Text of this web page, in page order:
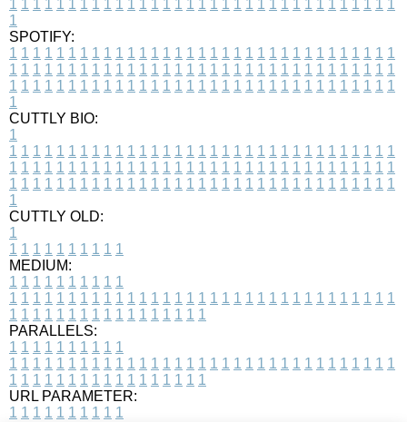
1 1 1 1 1 1 1 1 1 1 1 1 1 1 1 1 1 1 1 1 1 1 1 1 1 1 1 1 1 1 1 1 1
1
SPOTIFY:
1 1 1 1 1 1 1 1 1 1 1 1 1 1 1 1 1 1 1 1 1 1 1 1 1 1 1 1 1 1 1 1 1
1 1 1 1 1 1 1 1 1 1 1 1 1 1 1 1 1 1 1 1 1 1 1 1 1 1 1 1 1 1 1 1 1
1 1 1 1 1 1 1 1 1 1 1 1 1 1 1 1 1 1 1 1 1 1 1 1 1 1 1 1 1 1 1 1 1
1
CUTTLY BIO:
1
1 1 1 1 1 1 1 1 1 1 1 1 1 1 1 1 1 1 1 1 1 1 1 1 1 1 1 1 1 1 1 1 1
1 1 1 1 1 1 1 1 1 1 1 1 1 1 1 1 1 1 1 1 1 1 1 1 1 1 1 1 1 1 1 1 1
1 1 1 1 1 1 1 1 1 1 1 1 1 1 1 1 1 1 1 1 1 1 1 1 1 1 1 1 1 1 1 1 1
1
CUTTLY OLD:
1
1 1 1 1 1 1 1 1 1 1
MEDIUM:
1 1 1 1 1 1 1 1 1 1
1 1 1 1 1 1 1 1 1 1 1 1 1 1 1 1 1 1 1 1 1 1 1 1 1 1 1 1 1 1 1 1 1
1 1 1 1 1 1 1 1 1 1 1 1 1 1 1 1 1
PARALLELS:
1 1 1 1 1 1 1 1 1 1
1 1 1 1 1 1 1 1 1 1 1 1 1 1 1 1 1 1 1 1 1 1 1 1 1 1 1 1 1 1 1 1 1
1 1 1 1 1 1 1 1 1 1 1 1 1 1 1 1 1
URL PARAMETER:
1 1 1 1 1 1 1 1 1 1